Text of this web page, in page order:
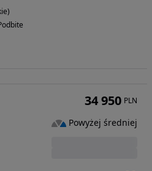
34 950 PLN
Powyżej średniej